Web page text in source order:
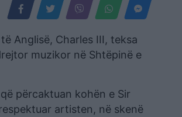
Anglisë, Charles III, teksa
muzikor në Shtëpinë e
përcaktuan kohën e Sir
artisten, në skenë